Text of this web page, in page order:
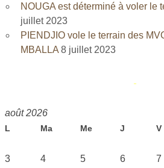
NOUGA est déterminé à voler le
juillet 2023
PIENDJIO vole le terrain des
MBALLA 8 juillet 2023
août 2026
L Ma Me J V
3
4 5 6 7